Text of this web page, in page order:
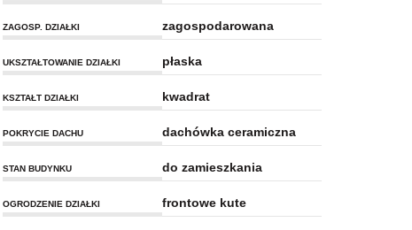
ZAGOSP. DZIAŁKI zagospodarowana
UKSZTAŁTOWANIE DZIAŁKI płaska
KSZTAŁT DZIAŁKI kwadrat
POKRYCIE DACHU dachówka ceramiczna
STAN BUDYNKU do zamieszkania
OGRODZENIE DZIAŁKI frontowe kute